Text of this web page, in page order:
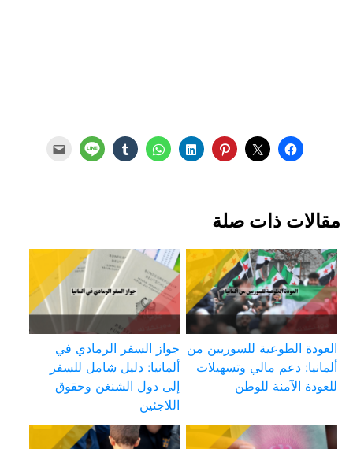
مقالات ذات صلة
العودة الطوعية للسوريين من
ألمانيا: دعم مالي وتسهيلات
للعودة الآمنة للوطن
جواز السفر الرمادي في
ألمانيا: دليل شامل للسفر
إلى دول الشنغن وحقوق
اللاجئين